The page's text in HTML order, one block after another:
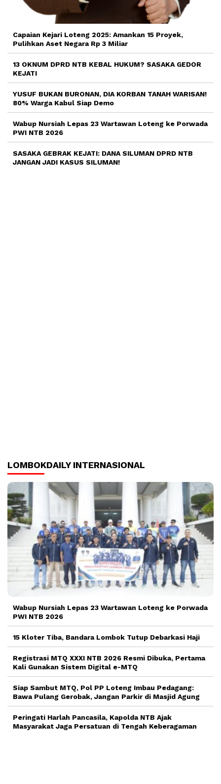
Capaian Kejari Loteng 2025: Amankan 15 Proyek,
Pulihkan Aset Negara Rp 3 Miliar
13 OKNUM DPRD NTB KEBAL HUKUM? SASAKA GEDOR
KEJATI
YUSUF BUKAN BURONAN, DIA KORBAN TANAH WARISAN!
80% Warga Kabul Siap Demo
Wabup Nursiah Lepas 23 Wartawan Loteng ke Porwada
PWI NTB 2026
SASAKA GEBRAK KEJATI: DANA SILUMAN DPRD NTB
JANGAN JADI KASUS SILUMAN!
LOMBOKDAILY INTERNASIONAL
Wabup Nursiah Lepas 23 Wartawan Loteng ke Porwada
PWI NTB 2026
15 Kloter Tiba, Bandara Lombok Tutup Debarkasi Haji
Registrasi MTQ XXXI NTB 2026 Resmi Dibuka, Pertama
Kali Gunakan Sistem Digital e-MTQ
Siap Sambut MTQ, Pol PP Loteng Imbau Pedagang:
Bawa Pulang Gerobak, Jangan Parkir di Masjid Agung
Peringati Harlah Pancasila, Kapolda NTB Ajak
Masyarakat Jaga Persatuan di Tengah Keberagaman